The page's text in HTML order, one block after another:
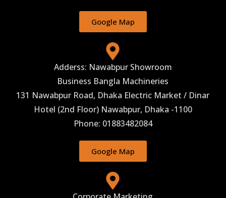
Google Map
Adderss: Nawabpur Showroom
Business Bangla Machineries
131 Nawabpur Road, Dhaka Electric Market / Dinar
Hotel (2nd Floor) Nawabpur, Dhaka -1100
Phone: 01883482084
Google Map